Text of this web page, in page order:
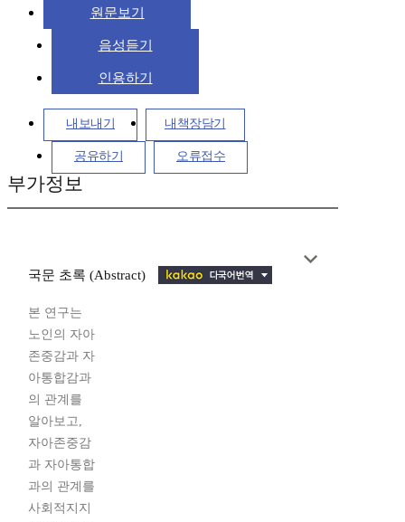
원문보기
음성듣기
인용하기
내보내기 내책장담기
공유하기 오류접수
부가정보
국문 초록 (Abstract)
본 연구는
노인의 자아
존중감과 자
아통합감과
의 관계를
알아보고,
자아존중감
과 자아통합
과의 관계를
사회적지지